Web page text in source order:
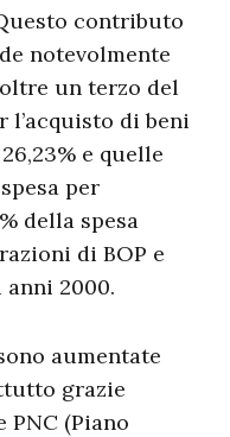
contributo
notevolmente
un terzo del
l’acquisto di beni
e quelle
per
della spesa
di BOP e
2000.
aumentate
grazie
PNC (Piano